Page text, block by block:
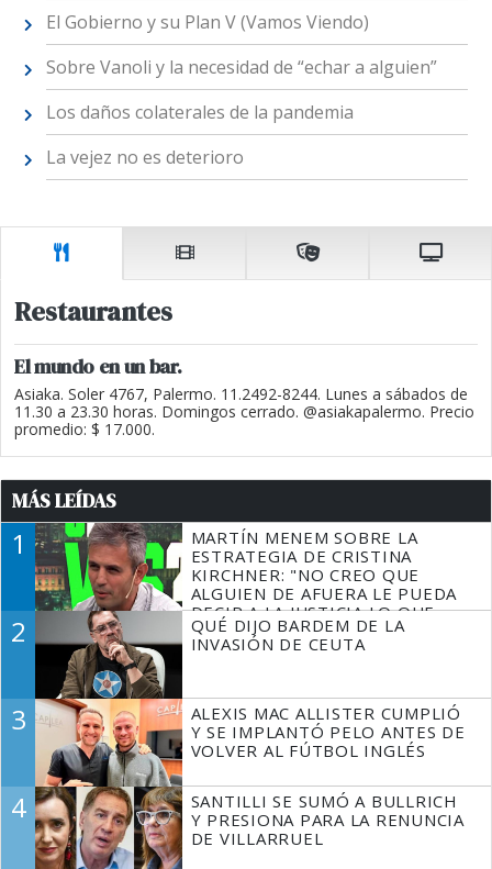
El Gobierno y su Plan V (Vamos Viendo)
Sobre Vanoli y la necesidad de “echar a alguien”
Los daños colaterales de la pandemia
La vejez no es deterioro
Restaurantes
El mundo en un bar.
Asiaka. Soler 4767, Palermo. 11.2492-8244. Lunes a sábados de
11.30 a 23.30 horas. Domingos cerrado. @asiakapalermo. Precio
promedio: $ 17.000.
MÁS LEÍDAS
1
MARTÍN MENEM SOBRE LA
ESTRATEGIA DE CRISTINA
KIRCHNER: "NO CREO QUE
ALGUIEN DE AFUERA LE PUEDA
DECIR A LA JUSTICIA LO QUE
TIENE QUE HACER"
2
QUÉ DIJO BARDEM DE LA
INVASIÓN DE CEUTA
3
ALEXIS MAC ALLISTER CUMPLIÓ
Y SE IMPLANTÓ PELO ANTES DE
VOLVER AL FÚTBOL INGLÉS
4
SANTILLI SE SUMÓ A BULLRICH
Y PRESIONA PARA LA RENUNCIA
DE VILLARRUEL